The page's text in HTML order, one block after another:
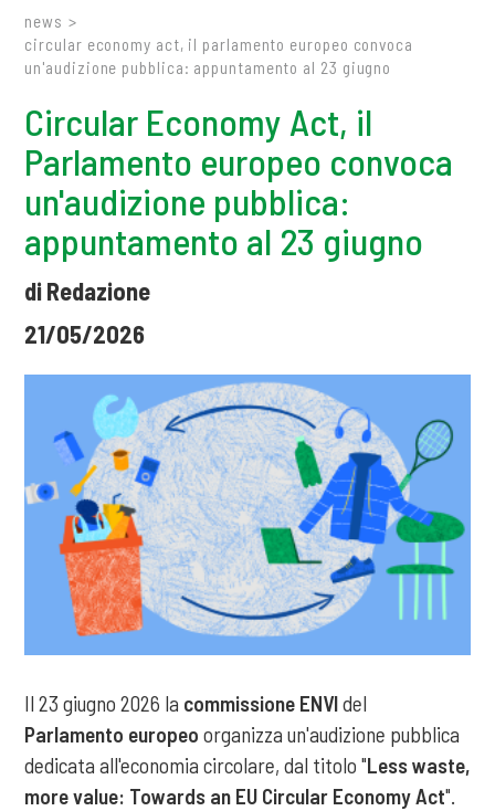
news >
circular economy act, il parlamento europeo convoca
un'audizione pubblica: appuntamento al 23 giugno
Circular Economy Act, il
Parlamento europeo convoca
un'audizione pubblica:
appuntamento al 23 giugno
di Redazione
21/05/2026
Il 23 giugno 2026 la commissione ENVIdel
Parlamento europeo organizza un'audizione pubblica
dedicata all'economia circolare, dal titolo "Less waste,
more value: Towards an EU Circular Economy Act".